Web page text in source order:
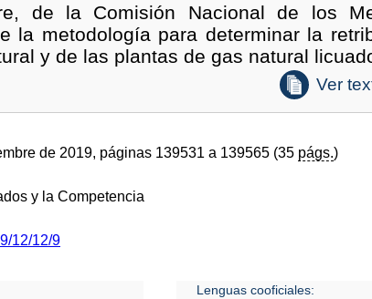
de la Comisión Nacional de los
la metodología para determinar la
y de las plantas de gas natural
Ver
de 2019, páginas 139531 a 139565 (35 págs.)
y la Competencia
12/12/9
Lenguas cooficiales: